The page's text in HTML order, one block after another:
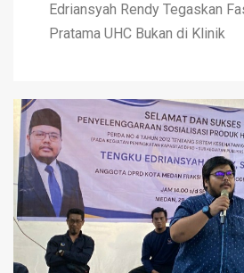
Edriansyah Rendy Tegaskan
Pratama UHC Bukan di Klinik